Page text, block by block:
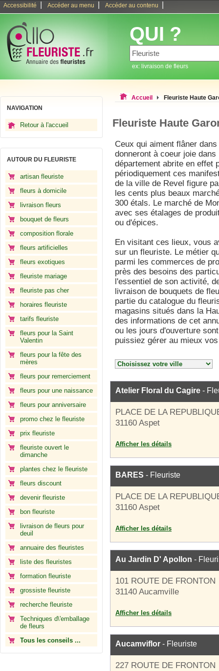
Accessibilité Accéder au menu Accéder au contenu
QUI ?
ex: livraison de fleurs
NAVIGATION
Retour à l'accueil
AUTOUR DU FLEURISTE
artisan fleuriste
fleurs à domicile
livraison fleurs
bouquet de fleurs
composition florale
fleurs artificielles
fleurs exotiques
fleuriste mariage
fleuriste pas cher
horaires fleuriste
tarifs fleuriste
fleurs pour la Saint
Valentin
fleurs pour la fête des
mères
fleurs pour remerciement
fleurs pour une naissance
fleurs pour anniversaire
promo chez le fleuriste
prix fleuriste
fleuriste ouvert le
dimanche
plantes chez le fleuriste
fleurs discount
devenir fleuriste
bon fleuriste
livraison de fleurs pour
deuil
annuaire des fleuristes
liste des fleuristes
formation fleuriste
grossiste fleuriste
recherche fleuriste
Techniques d\'emballage
de fleurs
Tous les conseils ...
Accueil Fleuriste Haute
Fleuriste Haute
Ceux qui aiment flâner
donneront à coeur joie
département abrite en effet
périodiquement ces
de la ville de Revel figure
les cents plus beaux
300 étals. Le marché de
avec ses étalages de
ou d'épices.
En visitant ces lieux, vous
sur un fleuriste. Le métier
parmi les commerces de
près des besoins des
l'essentiel de son activité,
livraison de bouquets de
partie du catalogue du
magasins situés dans la
des informations de cet
ou les jours d'ouverture
puissiez gérer au mieux
Atelier Floral du Cagire -
PLACE DE LA
31160 Aspet
Afficher les détails
BARES - Fleuriste
PLACE DE LA
31160 Aspet
Afficher les détails
Au Jardin D' Apollon -
101 ROUTE DE FRONTON
31140 Aucamville
Afficher les détails
Aucamviflor - Fleuriste
227 ROUTE DE FRONTON